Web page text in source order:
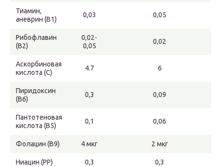
Тиамин,
аневрин (В1)
0,03 0,05
Рибофлавин
(В2)
0,02-
0,05
0,02
Аскорбиновая
кислота (С)
4.7 6
Пиридоксин
(В6)
0,3 0,09
Пантотеновая
кислота (В5)
0,1 0,06
Фолацин (В9) 4 мкг 2 мкг
Ниацин (РР) 0,3 0,3